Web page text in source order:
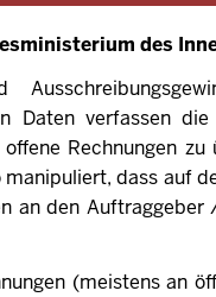
des
Daten verfassen
Rechnungen
dass auf
an den
(meistens an